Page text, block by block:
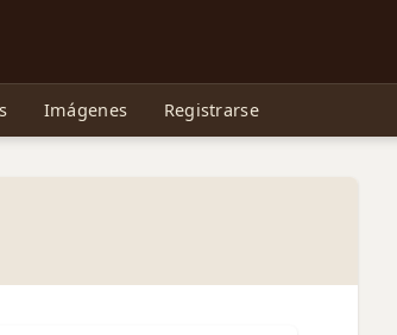
Imágenes Registrarse